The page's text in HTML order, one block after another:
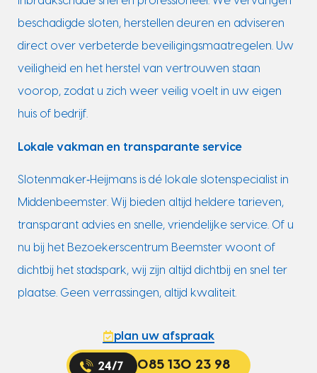
beschadigde sloten, herstellen deuren en adviseren
direct over verbeterde beveiligingsmaatregelen. Uw
veiligheid en het herstel van vertrouwen staan
voorop, zodat u zich weer veilig voelt in uw eigen
huis of bedrijf.
Lokale vakman en transparante service
Slotenmaker‑Heijmans is dé lokale slotenspecialist in
Middenbeemster. Wij bieden altijd heldere tarieven,
transparant advies en snelle, vriendelijke service. Of u
nu bij het Bezoekerscentrum Beemster woont of
dichtbij het stadspark, wij zijn altijd dichtbij en snel ter
plaatse. Geen verrassingen, altijd kwaliteit.
plan uw afspraak
085 130 23 98